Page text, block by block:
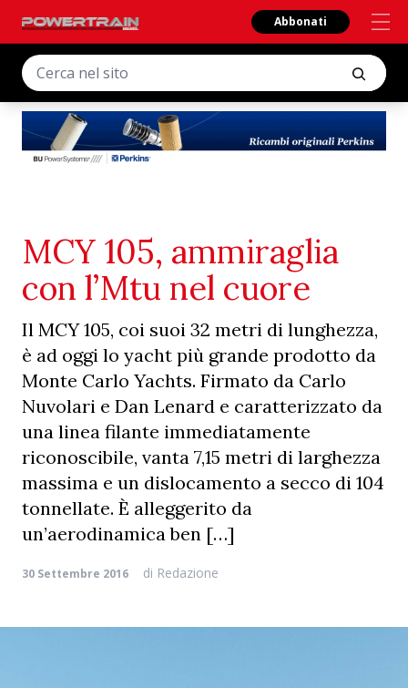
Abbonati
MCY 105, ammiraglia
con l’Mtu nel cuore
Il MCY 105, coi suoi 32 metri di lunghezza,
è ad oggi lo yacht più grande prodotto da
Monte Carlo Yachts. Firmato da Carlo
Nuvolari e Dan Lenard e caratterizzato da
una linea filante immediatamente
riconoscibile, vanta 7,15 metri di larghezza
massima e un dislocamento a secco di 104
tonnellate. È alleggerito da
un’aerodinamica ben […]
30 Settembre 2016 di Redazione